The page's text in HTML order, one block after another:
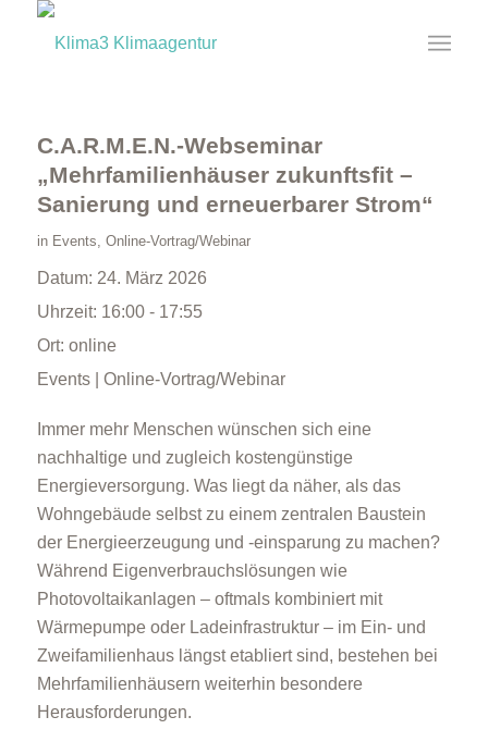
C.A.R.M.E.N.-Webseminar
„Mehrfamilienhäuser zukunftsfit –
Sanierung und erneuerbarer Strom“
in Events, Online-Vortrag/Webinar
Datum: 24. März 2026
Uhrzeit: 16:00 - 17:55
Ort: online
Events | Online-Vortrag/Webinar
Immer mehr Menschen wünschen sich eine
nachhaltige und zugleich kostengünstige
Energieversorgung. Was liegt da näher, als das
Wohngebäude selbst zu einem zentralen Baustein
der Energieerzeugung und -einsparung zu machen?
Während Eigenverbrauchslösungen wie
Photovoltaikanlagen – oftmals kombiniert mit
Wärmepumpe oder Ladeinfrastruktur – im Ein- und
Zweifamilienhaus längst etabliert sind, bestehen bei
Mehrfamilienhäusern weiterhin besondere
Herausforderungen.